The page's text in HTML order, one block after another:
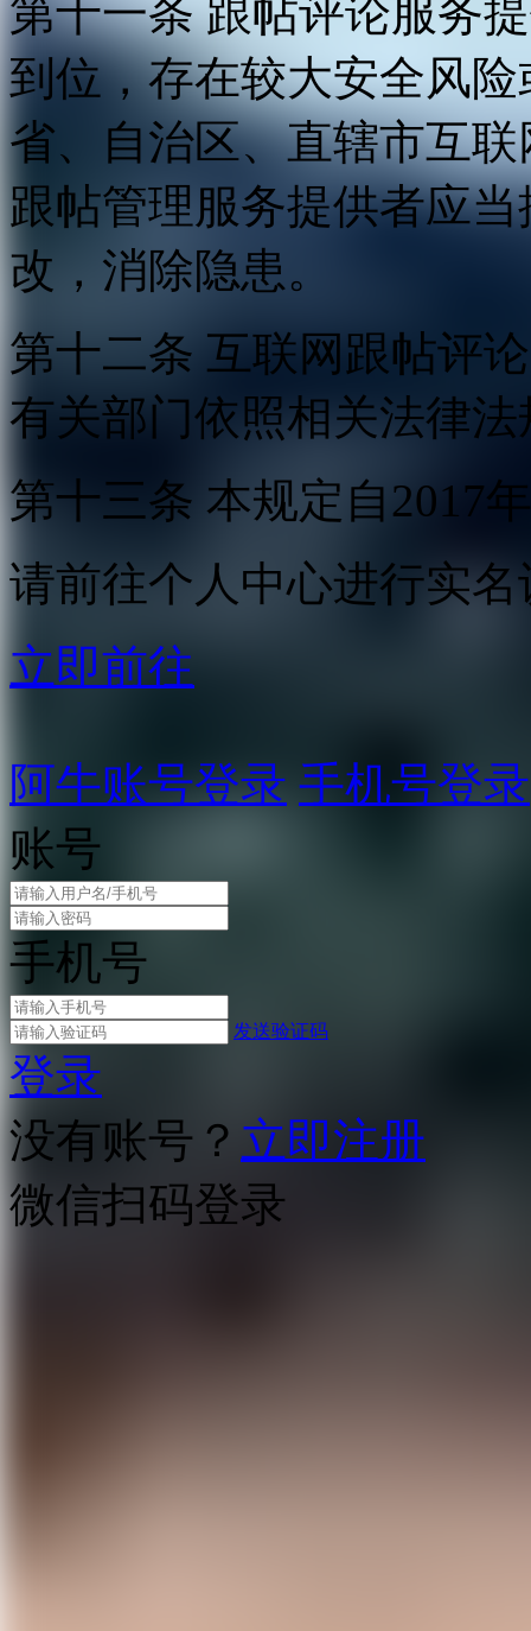
第十一条 跟帖评论服务
到位，存在较大安全风
省、自治区、直辖市互
跟帖管理服务提供者应
改，消除隐患。
第十二条 互联网跟帖评
有关部门依照相关法律
第十三条 本规定自2017
请前往个人中心进行实名
立即前往
阿牛账号登录 手机号登录
账号
手机号
发送验证码
登录
没有账号？ 立即注册
微信扫码登录